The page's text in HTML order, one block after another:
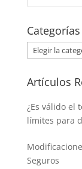
Categorías
Categorías
Artículos
¿Es válido el
límites para
Seguros